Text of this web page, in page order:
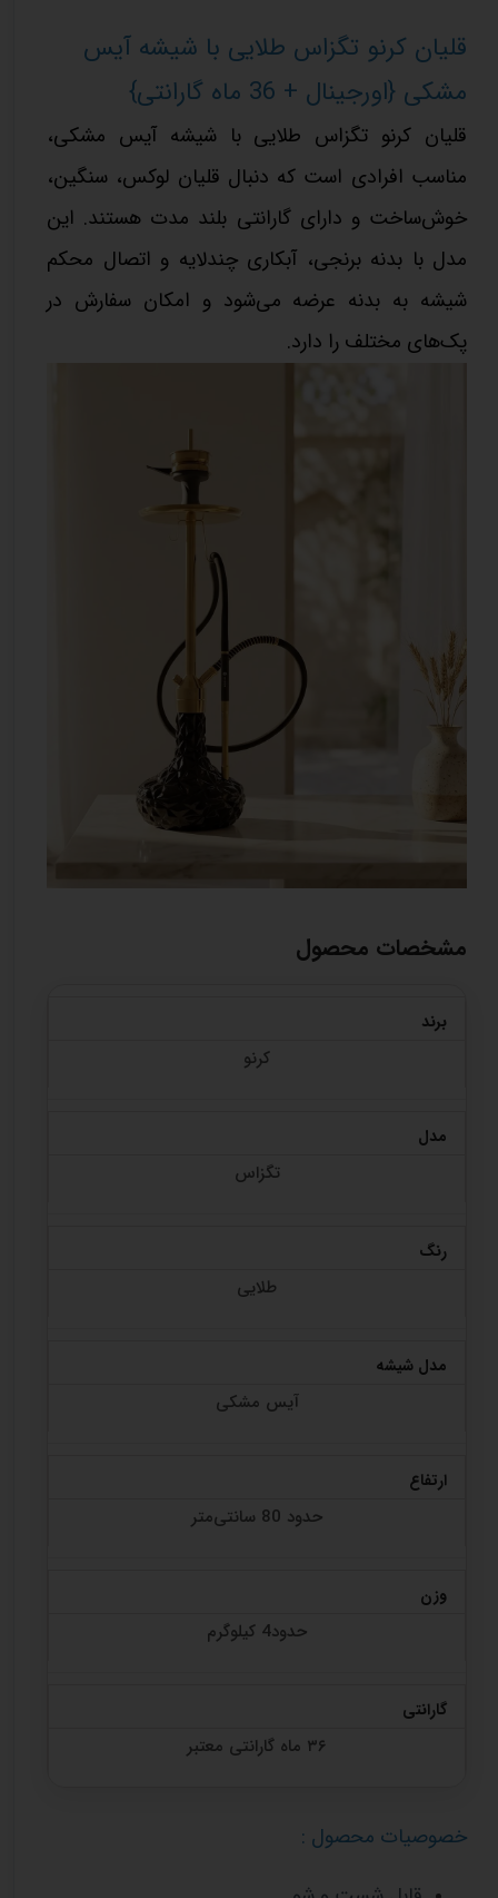
قلیان کرنو تگزاس طلایی با شیشه آیس
مشکی {اورجینال + 36 ماه گارانتی}
قلیان کرنو تگزاس طلایی با شیشه آیس مشکی،
مناسب افرادی است که دنبال قلیان لوکس، سنگین،
خوش‌ساخت و دارای گارانتی بلند مدت هستند. این
مدل با بدنه برنجی، آبکاری چندلایه و اتصال محکم
شیشه به بدنه عرضه می‌شود و امکان سفارش در
پک‌های مختلف را دارد.
مشخصات محصول
برند
کرنو
مدل
تگزاس
رنگ
طلایی
مدل شیشه
آیس مشکی
ارتفاع
حدود 80 سانتی‌متر
وزن
حدود4 کیلوگرم
گارانتی
۳۶ ماه گارانتی معتبر
خصوصیات محصول :